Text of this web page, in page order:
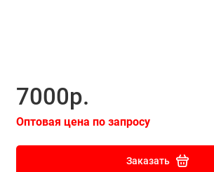
7000р.
Оптовая цена по запросу
Заказать